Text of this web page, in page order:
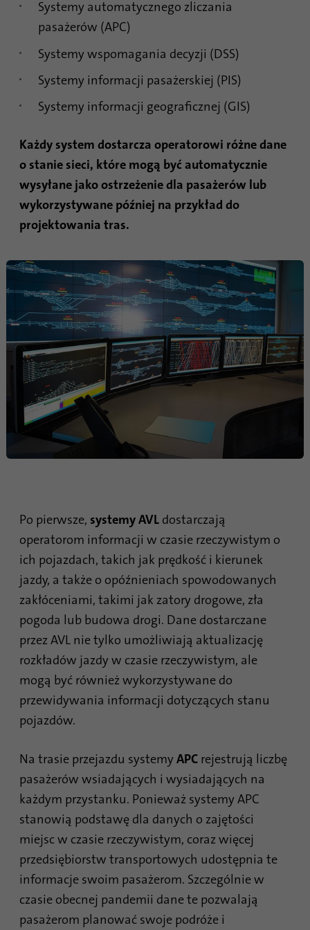
Systemy automatycznego zliczania
pasażerów (APC)
Systemy wspomagania decyzji (DSS)
Systemy informacji pasażerskiej (PIS)
Systemy informacji geograficznej (GIS)
Każdy system dostarcza operatorowi różne dane
o stanie sieci, które mogą być automatycznie
wysyłane jako ostrzeżenie dla pasażerów lub
wykorzystywane później na przykład do
projektowania tras.
Po pierwsze, systemy AVLdostarczają
operatorom informacji w czasie rzeczywistym o
ich pojazdach, takich jak prędkość i kierunek
jazdy, a także o opóźnieniach spowodowanych
zakłóceniami, takimi jak zatory drogowe, zła
pogoda lub budowa drogi. Dane dostarczane
przez AVL nie tylko umożliwiają aktualizację
rozkładów jazdy w czasie rzeczywistym, ale
mogą być również wykorzystywane do
przewidywania informacji dotyczących stanu
pojazdów.
Na trasie przejazdu systemyAPCrejestrują liczbę
pasażerów wsiadających i wysiadających na
każdym przystanku. Ponieważ systemy APC
stanowią podstawę dla danych o zajętości
miejsc w czasie rzeczywistym, coraz więcej
przedsiębiorstw transportowych udostępnia te
informacje swoim pasażerom. Szczególnie w
czasie obecnej pandemii dane te pozwalają
pasażerom planować swoje podróże i
Dostawca .linkedin.com
Czas
trwania
30 dni
Ten plik cookie służy do zapamiętywania,
plikiem cookie „lms_analytics cookie”.
Nazwa UserMatchHistory
Dostawca linkedin.com
trwania
30 dni
Cel
Ten plik cookie jest ustawiony na potrzeby
procesu synchronizacji identyfikatorów.
Oszczędza czas ostatniej synchronizacji, aby
uniknąć często powtarzających się
procesów synchronizacji.
Nazwa ln_or
Dostawca .linkedin.com
Cel
Służy do określenia, czy analizę Oribi można
przeprowadzić w określonej domenie